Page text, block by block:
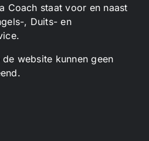
Coach staat voor en naast
, Duits- en
website kunnen geen